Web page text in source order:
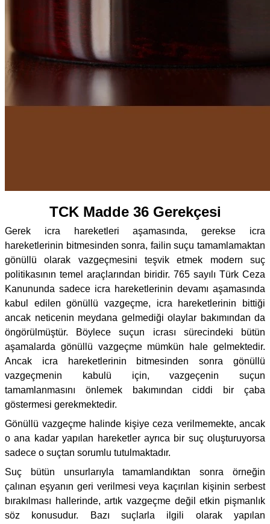
TCK Madde 36 Gerekçesi
Gerek icra hareketleri aşamasında, gerekse icra
hareketlerinin bitmesinden sonra, failin suçu tamamlamaktan
gönüllü olarak vazgeçmesini teşvik etmek modern suç
politikasının temel araçlarından biridir. 765 sayılı Türk Ceza
Kanununda sadece icra hareketlerinin devamı aşamasında
kabul edilen gönüllü vazgeçme, icra hareketlerinin bittiği
ancak neticenin meydana gelmediği olaylar bakımından da
öngörülmüştür. Böylece suçun icrası sürecindeki bütün
aşamalarda gönüllü vazgeçme mümkün hale gelmektedir.
Ancak icra hareketlerinin bitmesinden sonra gönüllü
vazgeçmenin kabulü için, vazgeçenin suçun
tamamlanmasını önlemek bakımından ciddi bir çaba
göstermesi gerekmektedir.
Gönüllü vazgeçme halinde kişiye ceza verilmemekte, ancak
o ana kadar yapılan hareketler ayrıca bir suç oluşturuyorsa
sadece o suçtan sorumlu tutulmaktadır.
Suç bütün unsurlarıyla tamamlandıktan sonra örneğin
çalınan eşyanın geri verilmesi veya kaçırılan kişinin serbest
bırakılması hallerinde, artık vazgeçme değil etkin pişmanlık
söz konusudur. Bazı suçlarla ilgili olarak yapılan